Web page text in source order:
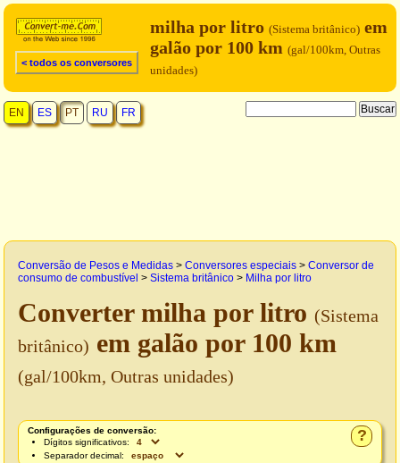
< todos os conversores
milha por litro (Sistema britânico) em
galão por 100 km (gal/100km, Outras
unidades)
EN ES PT RU FR
Conversão de Pesos e Medidas > Conversores especiais > Conversor de
consumo de combustível > Sistema britânico > Milha por litro
Converter milha por litro (Sistema
britânico) em galão por 100 km
(gal/100km, Outras unidades)
?
Configurações de conversão:
Dígitos significativos:
Separador decimal: